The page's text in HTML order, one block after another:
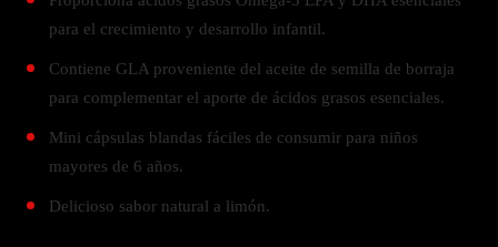
para el crecimiento y desarrollo infantil.
Contiene GLA proveniente del aceite de semilla de borraja
para complementar el aporte de ácidos grasos esenciales.
Mini cápsulas blandas fáciles de consumir para niños
mayores de 6 años.
Delicioso sabor natural a limón.